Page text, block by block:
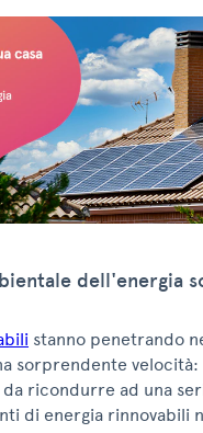
dell'energia
stanno penetrando
sorprendente velocità:
ricondurre ad una
di energia rinnovabili